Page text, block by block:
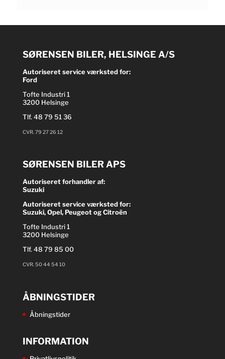
SØRENSEN BILER, HELSINGE A/S
Autoriseret service værksted for:
Ford
Tofte Industri 1
3200 Helsinge
Tlf.48 79 51 36
CVR. 79 27 26 12
SØRENSEN BILER APS
Autoriseret forhandler af:
Suzuki
Autoriseret service værksted for:
Suzuki, Opel, Peugeot og Citroën
Tofte Industri 1
3200 Helsinge
Tlf.48 79 85 00
CVR. 50 44 54 10
ÅBNINGSTIDER
Åbningstider
INFORMATION